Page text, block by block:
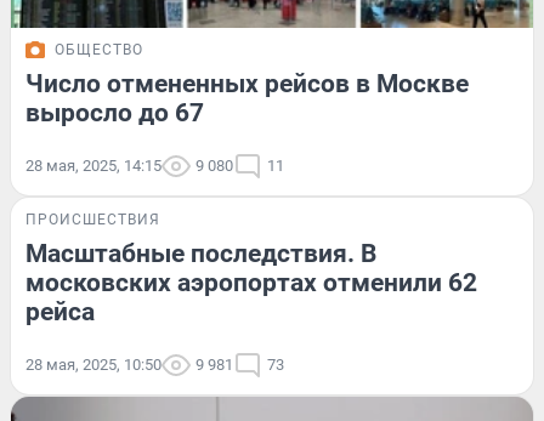
ОБЩЕСТВО
Число отмененных рейсов в Москве
выросло до 67
28 мая, 2025, 14:15 9 080 11
ПРОИСШЕСТВИЯ
Масштабные последствия. В
московских аэропортах отменили 62
рейса
28 мая, 2025, 10:50 9 981 73